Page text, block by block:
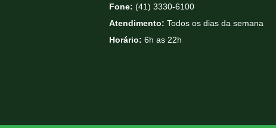
Fone: (41) 3330-6100
Atendimento: Todos os dias da semana
Horário: 6h as 22h